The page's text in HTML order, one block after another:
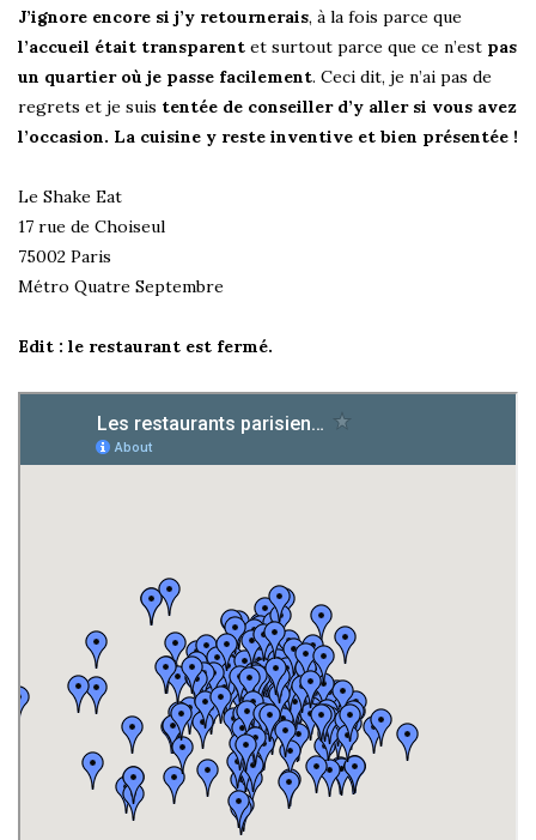
J’ignore encore si j’y retournerais, à la fois parce que
l’accueil était transparent et surtout parce que ce n’est pas
un quartier où je passe facilement. Ceci dit, je n’ai pas de
regrets et je suis tentée de conseiller d’y aller si vous avez
l’occasion. La cuisine y reste inventive et bien présentée !
Le Shake Eat
17 rue de Choiseul
75002 Paris
Métro Quatre Septembre
Edit : le restaurant est fermé.